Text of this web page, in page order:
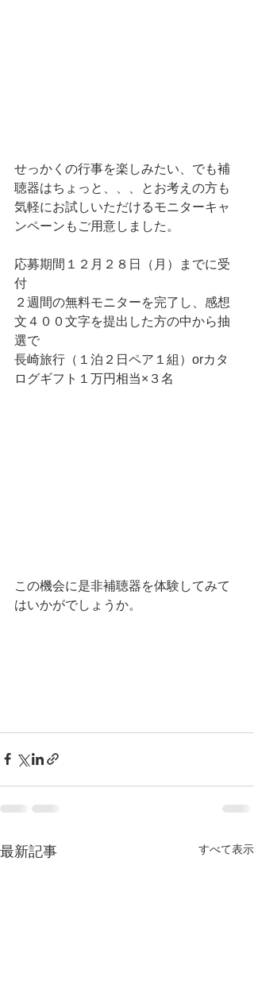
せっかくの行事を楽しみたい、でも補
聴器はちょっと、、、とお考えの方も
気軽にお試しいただけるモニターキャ
ンペーンもご用意しました。
応募期間１２月２８日（月）までに受
付
２週間の無料モニターを完了し、感想
文４００文字を提出した方の中から抽
選で
長崎旅行（１泊２日ペア１組）orカタ
ログギフト１万円相当×３名
この機会に是非補聴器を体験してみて
はいかがでしょうか。
最新記事 すべて表示